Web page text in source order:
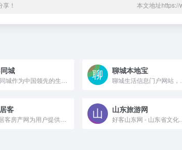
！ 本文地址
城 聊城本地宝
客
安居客房产网为用户提供找房信息。包括二手房、新房、租房、商铺、写字楼、海外地产、问答等，挑好房就上安居客
山东旅游网
好客山东网 - 山东省文化和旅游厅